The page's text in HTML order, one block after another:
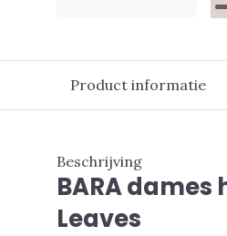
Product informatie
Beschrijving
BARA
Leaves